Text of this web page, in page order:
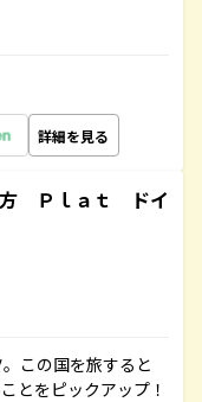
詳細を見る
Ｐｌａｔ ドイ
この国を旅すると
とをピックアップ！